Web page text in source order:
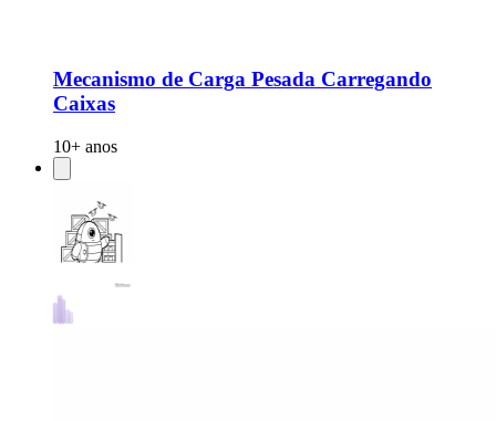
Mecanismo de Carga Pesada Carregando
Caixas
10+ anos